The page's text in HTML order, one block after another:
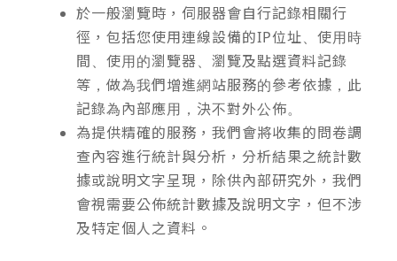
於一般瀏覽時，伺服器會自行記錄相關行
徑，包括您使用連線設備的IP位址、使用時
間、使用的瀏覽器、瀏覽及點選資料記錄
等，做為我們增進網站服務的參考依據，此
記錄為內部應用，決不對外公佈。
為提供精確的服務，我們會將收集的問卷調
查內容進行統計與分析，分析結果之統計數
據或說明文字呈現，除供內部研究外，我們
會視需要公佈統計數據及說明文字，但不涉
及特定個人之資料。